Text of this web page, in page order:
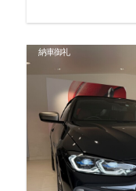
納車御礼